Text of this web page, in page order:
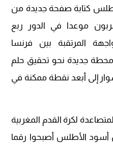
كتابة صفحة جديدة من
موعدا في الدور ربع
المرتقبة بين فرنسا
محطة جديدة نحو تحقيق حلم
إلى أبعد نقطة ممكنة في
لكرة القدم المغربية
أسود الأطلس أصبحوا رقما